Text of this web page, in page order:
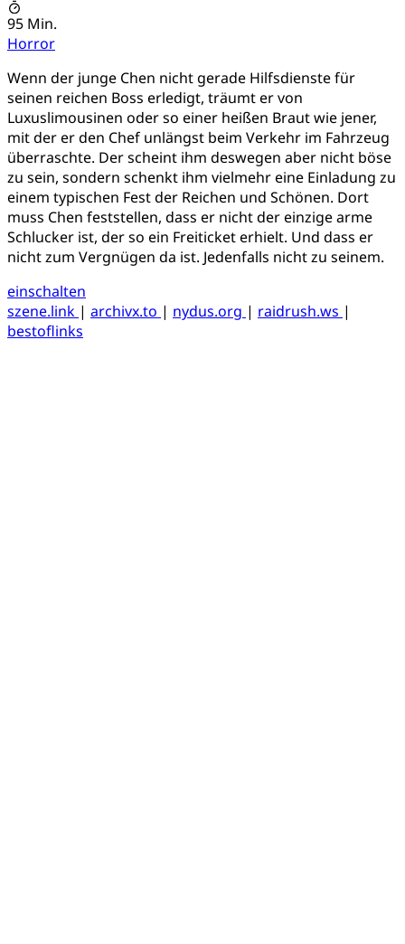
95 Min.
Horror
Wenn der junge Chen nicht gerade Hilfsdienste für
seinen reichen Boss erledigt, träumt er von
Luxuslimousinen oder so einer heißen Braut wie jener,
mit der er den Chef unlängst beim Verkehr im Fahrzeug
überraschte. Der scheint ihm deswegen aber nicht böse
zu sein, sondern schenkt ihm vielmehr eine Einladung zu
einem typischen Fest der Reichen und Schönen. Dort
muss Chen feststellen, dass er nicht der einzige arme
Schlucker ist, der so ein Freiticket erhielt. Und dass er
nicht zum Vergnügen da ist. Jedenfalls nicht zu seinem.
einschalten
szene.link | archivx.to | nydus.org | raidrush.ws |
bestoflinks